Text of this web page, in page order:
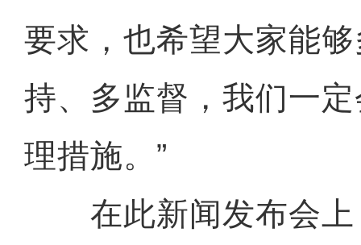
要求，也希望大家能
持、多监督，我们一
理措施。”
在此新闻发布会上